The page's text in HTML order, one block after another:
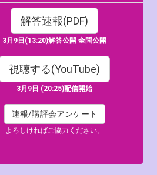
解答速報(PDF)
3月9日(13:20)解答公開 全問公開
視聴する(YouTube)
3月9日 (20:25)配信開始
速報/講評会アンケート
よろしければご協力ください。